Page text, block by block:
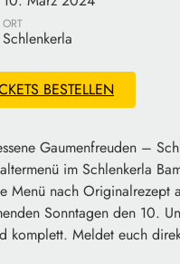
ORT
Schlenkerla
BESTELLEN
Gaumenfreuden –
im Schlenkerla
Menü nach Originalrezept
Sonntagen den 10.
komplett. Meldet euch